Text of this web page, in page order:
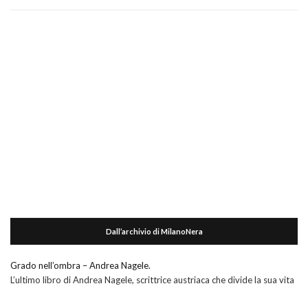
Dall’archivio di MilanoNera
Grado nell’ombra – Andrea Nagele.
L’ultimo libro di Andrea Nagele, scrittrice austriaca che divide la sua vita